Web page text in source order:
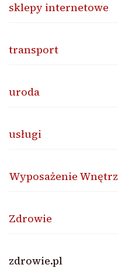
sklepy internetowe
transport
uroda
usługi
Wyposażenie Wnętrz
Zdrowie
zdrowie.pl